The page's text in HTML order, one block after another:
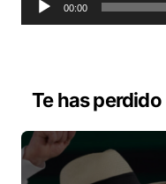
r
d
e
o
00:00
Te has perdido